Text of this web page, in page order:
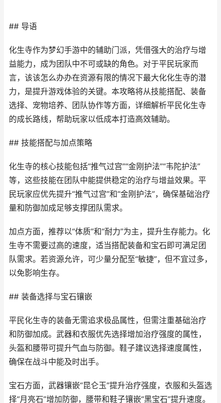
## 导语
化生寺作为梦幻手游中的辅助门派，凭借强大的治疗与增
益能力，成为团队中不可或缺的角色。对于平民玩家而
言，该该怎么办办在资源有限的情况下最大化化生寺的潜
力，是提升游戏体验的关键。本攻略将从技能搭配、装备
选择、宠物培养、团队协作等方面，详细解析平民化生寺
的成长路线，帮助玩家以低成本打造高效辅助。
## 技能搭配与加点策略
化生寺的核心技能包括“推气过宫”“金刚护法”“韦陀护法”
等，这些技能在团队中能提供稳定的治疗与增益效果。平
民玩家应优先提升“推气过宫”和“金刚护法”，确保基础治疗
量和防御加成足够支撑团队需求。
加点方面，推荐以“体质”和“耐力”为主，提升生存能力。化
生寺不需要过高的速度，适当搭配装备和宝石即可满足团
队需求。若资源允许，可少量分配至“敏捷”，但不宜过多，
以免影响生存。
## 装备选择与宝石镶嵌
平民化生寺的装备无需追求极品属性，但需注重基础治疗
和防御加成。武器和衣服优先选择增加治疗强度的属性，
头盔和腰带可提升气血与防御。鞋子建议选择速度属性，
确保在战斗中能及时出手。
宝石方面，武器镶嵌“昆仑玉”提升治疗强度，衣服和头盔选
择“月亮石”增加防御，腰带和鞋子镶嵌“黑宝石”提升速度。